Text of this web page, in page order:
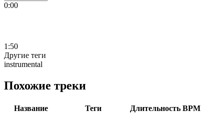
0:00
1:50
Другие теги
instrumental
Похожие треки
Название Теги Длительность BPM